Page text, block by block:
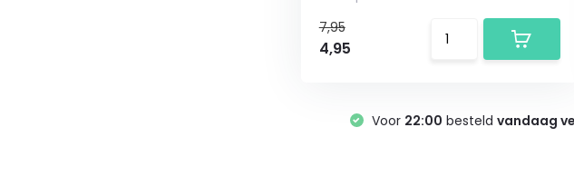
7,95
4,95
Voor 22:00 besteld vandaag